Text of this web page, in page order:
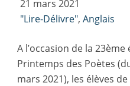
21 mars 2021
"Lire-Délivre",Anglais
A l’occasion de la
Printemps des Poètes
mars 2021), les élèves